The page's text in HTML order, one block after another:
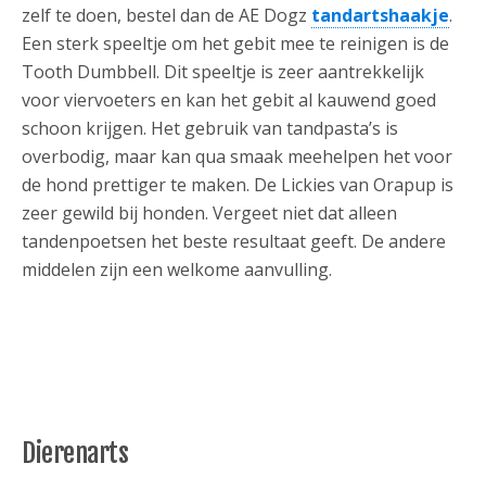
zelf te doen, bestel dan de AE Dogz tandartshaakje.
Een sterk speeltje om het gebit mee te reinigen is de
Tooth Dumbbell. Dit speeltje is zeer aantrekkelijk
voor viervoeters en kan het gebit al kauwend goed
schoon krijgen. Het gebruik van tandpasta’s is
overbodig, maar kan qua smaak meehelpen het voor
de hond prettiger te maken. De Lickies van Orapup is
zeer gewild bij honden. Vergeet niet dat alleen
tandenpoetsen het beste resultaat geeft. De andere
middelen zijn een welkome aanvulling.
Dierenarts